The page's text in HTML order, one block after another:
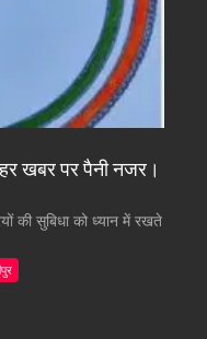
हर खबर पर पैनी नजर।
की सुबिधा को ध्यान में रखते